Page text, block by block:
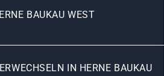
BAUKAU WEST
IN HERNE BAUKAU W